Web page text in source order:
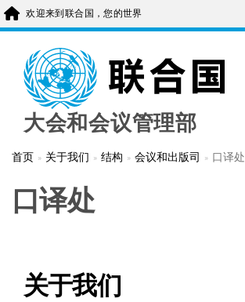
跳
转
到
欢迎来到联合国，您的世界
大会和会议管理部
首页 关于我们 结构 会议和出版司 口译处
口译处
关于我们